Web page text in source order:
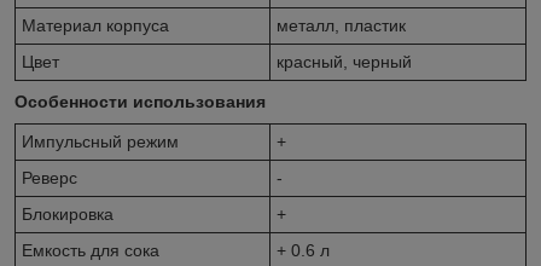
Материал корпуса
металл, пластик
Цвет
красный, черный
Особенности использования
Импульсный режим
+
Реверс
-
Блокировка
+
Емкость для сока
+ 0.6 л